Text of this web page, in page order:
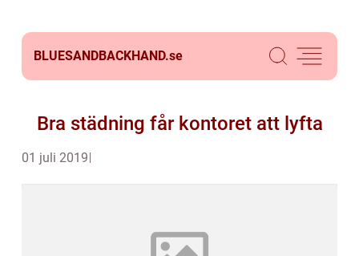
BLUESANDBACKHAND.se
Bra städning får kontoret att lyfta
01 juli 2019